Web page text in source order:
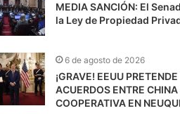
MEDIA SANCIÓN: El
la Ley de Propiedad
6 de agosto de 2026
¡GRAVE! EEUU
ACUERDOS ENTRE
COOPERATIVA EN